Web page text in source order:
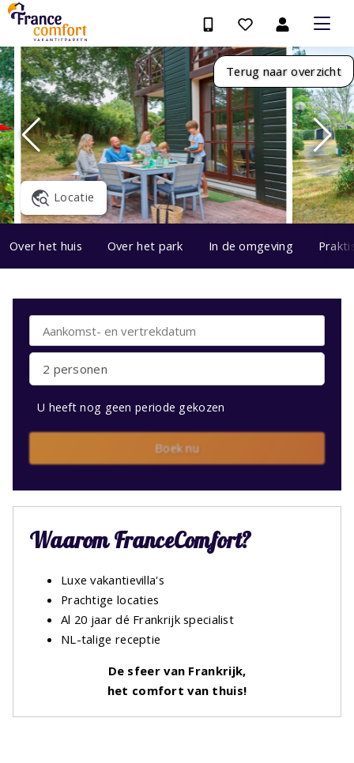
Terug naar overzicht
Locatie
Over het huis Over het park In de omgeving
2 personen
U heeft nog geen periode gekozen
Boek nu
Waarom FranceComfort?
Luxe vakantievilla's
Prachtige locaties
Al 20 jaar dé Frankrijk specialist
NL-talige receptie
De sfeer van Frankrijk,
het comfort van thuis!